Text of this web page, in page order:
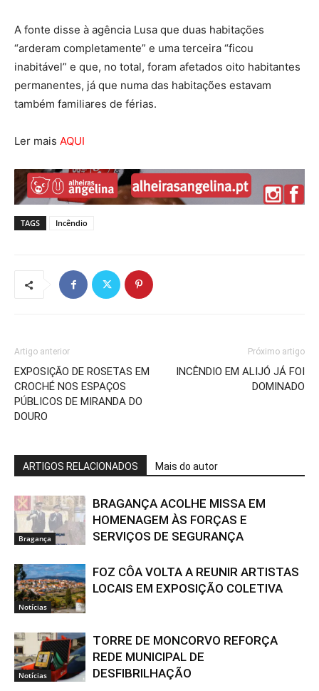
A fonte disse à agência Lusa que duas habitações
“arderam completamente” e uma terceira “ficou
inabitável” e que, no total, foram afetados oito habitantes
permanentes, já que numa das habitações estavam
também familiares de férias.
Ler mais AQUI
TAGS Incêndio
Artigo anterior
EXPOSIÇÃO DE ROSETAS EM
CROCHÉ NOS ESPAÇOS
PÚBLICOS DE MIRANDA DO
DOURO
Próximo artigo
INCÊNDIO EM ALIJÓ JÁ FOI
DOMINADO
ARTIGOS RELACIONADOS Mais do autor
Bragança
BRAGANÇA ACOLHE MISSA EM
HOMENAGEM ÀS FORÇAS E
SERVIÇOS DE SEGURANÇA
Notícias
FOZ CÔA VOLTA A REUNIR ARTISTAS
LOCAIS EM EXPOSIÇÃO COLETIVA
Notícias
TORRE DE MONCORVO REFORÇA
REDE MUNICIPAL DE
DESFIBRILHAÇÃO